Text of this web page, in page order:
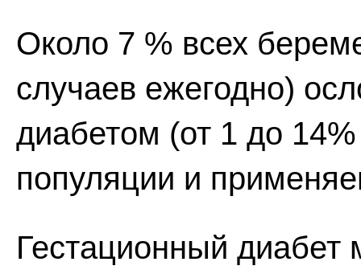
Около 7 % всех
случаев ежегодно)
диабетом (от 1 до
популяции и
Гестационный диабет